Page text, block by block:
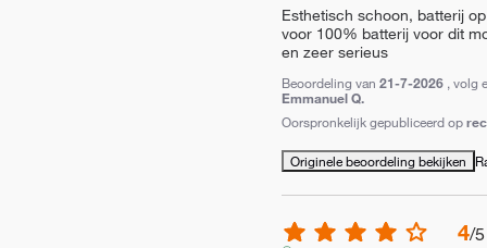
Esthetisch schoon, batterij
voor 100% batterij voor dit
en zeer serieus
Beoordeling van 21-7-2026 , volg
Emmanuel Q.
Oorspronkelijk gepubliceerd op
Originele beoordeling bekijken
4/5